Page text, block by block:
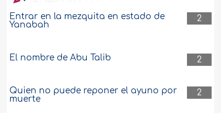
2
Entrar en la mezquita en estado de
Yanabah
2
El nombre de Abu Talib
2
Quien no puede reponer el ayuno por
muerte